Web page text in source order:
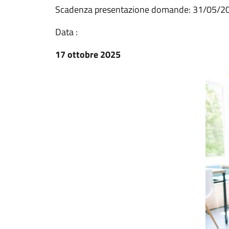
Scadenza presentazione domande: 31/05/
Data :
17 ottobre 2025